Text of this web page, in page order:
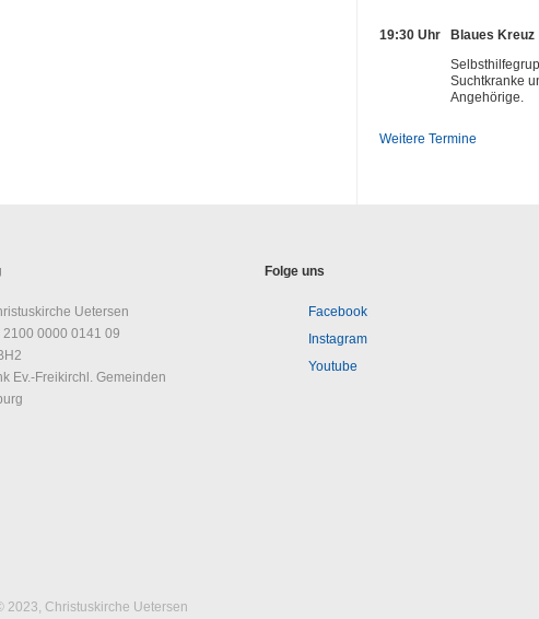
19:30 Uhr
Blaues Kreuz
Suchtkranke
Angehörige.
Weitere Termine
Uetersen
0000 0141 09
Ev.-Freikirchl. Gemeinden
Folge uns
Facebook
Instagram
Youtube
2023, Christuskirche Uetersen